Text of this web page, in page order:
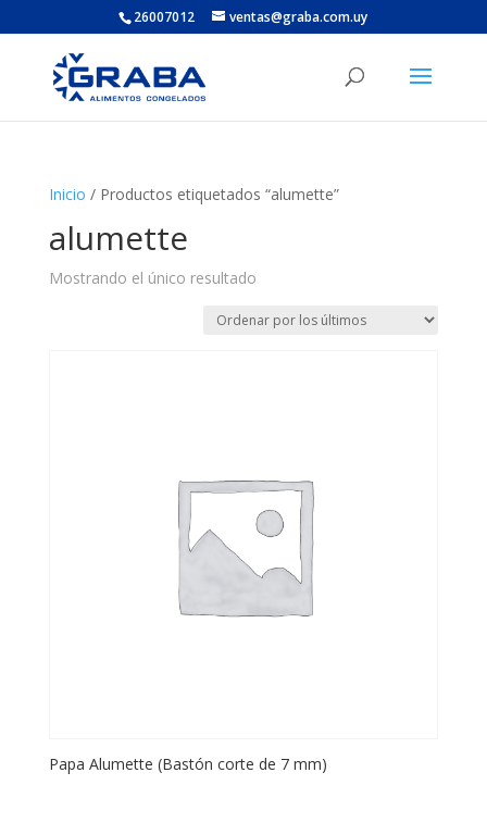
26007012 ventas@graba.com.uy
Inicio / Productos etiquetados “alumette”
alumette
Mostrando el único resultado
Papa Alumette (Bastón corte de 7 mm)